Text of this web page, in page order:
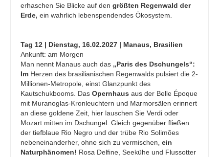
erhaschen Sie Blicke auf den größten Regenwald der
Erde, ein wahrlich lebenspendendes Ökosystem.
Tag 12 | Dienstag, 16.02.2027 | Manaus, Brasilien
Ankunft: am Morgen
Man nennt Manaus auch das „Paris des Dschungels“:
Im Herzen des brasilianischen Regenwalds pulsiert die 2-
Millionen-Metropole, einst Glanzpunkt des
Kautschukbooms. Das Opernhaus aus der Belle Époque
mit Muranoglas-Kronleuchtern und Marmorsälen erinnert
an diese goldene Zeit, hier lauschen Sie Verdi oder
Mozart mitten im Dschungel. Gleich gegenüber fließen
der tiefblaue Rio Negro und der trübe Rio Solimões
nebeneinanderher, ohne sich zu vermischen, ein
Naturphänomen! Rosa Delfine, Seekühe und Flussotter